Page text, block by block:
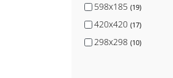
598x185 (19)
420x420 (17)
298x298 (10)